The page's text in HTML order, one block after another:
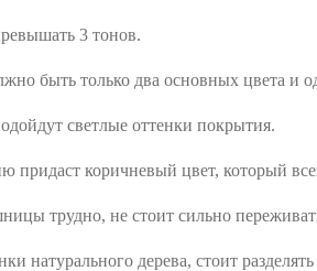
3 тонов.
быть только два основных цвета и
светлые оттенки покрытия.
придаст коричневый цвет, который
трудно, не стоит сильно
натурального дерева, стоит